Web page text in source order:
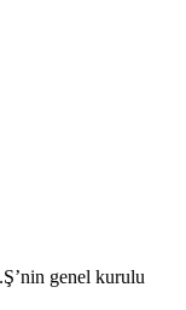
genel kurulu